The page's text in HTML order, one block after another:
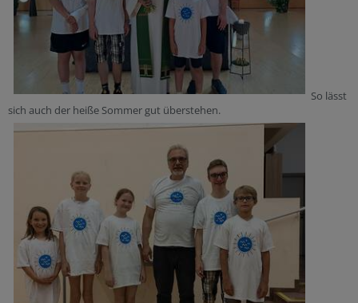
So lässt
sich auch der heiße Sommer gut überstehen.